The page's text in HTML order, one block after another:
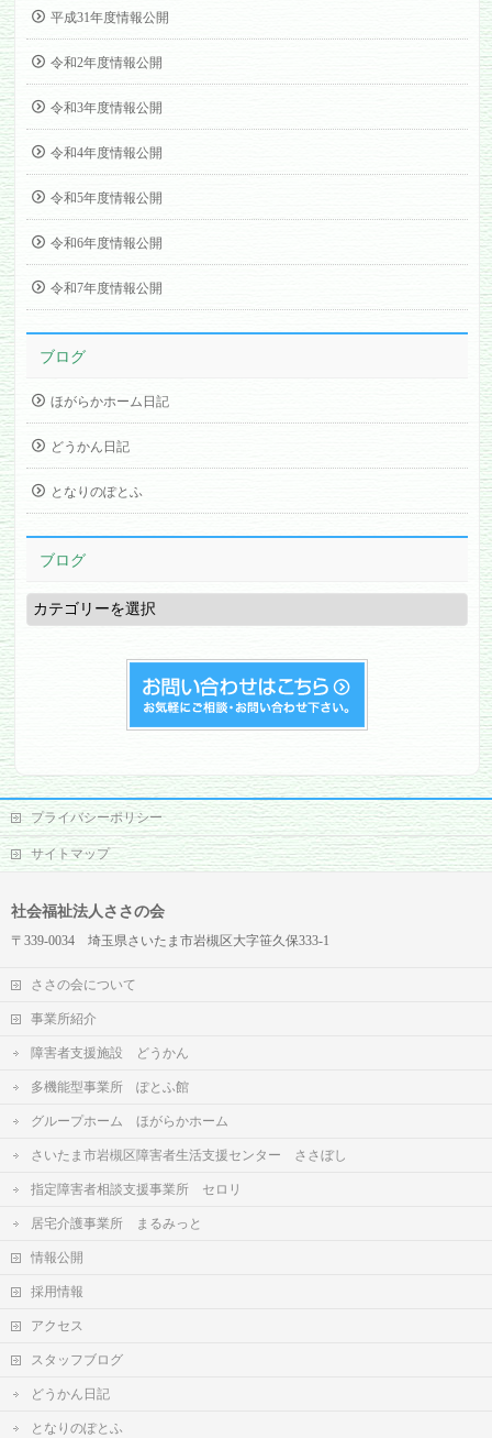
平成31年度情報公開
令和2年度情報公開
令和3年度情報公開
令和4年度情報公開
令和5年度情報公開
令和6年度情報公開
令和7年度情報公開
ブログ
ほがらかホーム日記
どうかん日記
となりのぽとふ
ブログ
ブ
ロ
グ
プライバシーポリシー
サイトマップ
社会福祉法人ささの会
〒339-0034 埼玉県さいたま市岩槻区大字笹久保333-1
ささの会について
事業所紹介
障害者支援施設 どうかん
多機能型事業所 ぽとふ館
グループホーム ほがらかホーム
さいたま市岩槻区障害者生活支援センター ささぼし
指定障害者相談支援事業所 セロリ
居宅介護事業所 まるみっと
情報公開
採用情報
アクセス
スタッフブログ
どうかん日記
となりのぽとふ